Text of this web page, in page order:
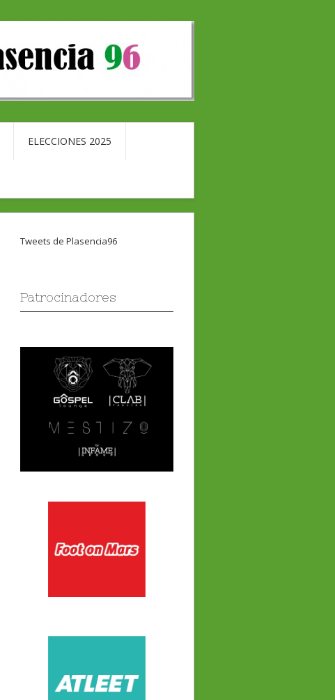
ELECCIONES 2025
Tweets de Plasencia96
Patrocinadores